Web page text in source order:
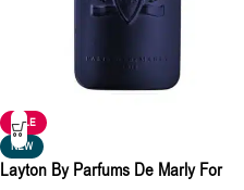
SALE
NEW
Layton By Parfums De Marly For